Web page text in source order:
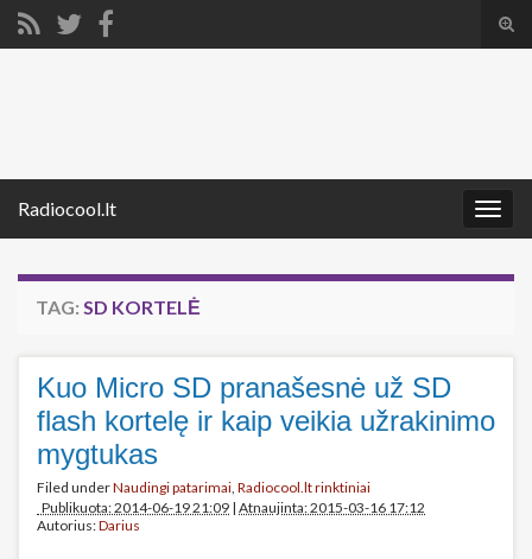
Radiocool.lt
TAG: SD KORTELĖ
Kuo Micro SD pranašesnė už SD
flash kortelę ir kaip veikia užrakinimo
mygtukas
Filed underNaudingi patarimai, Radiocool.lt rinktiniai
Publikuota: 2014-06-19 21:09 | Atnaujinta: 2015-03-16 17:12
Autorius:Darius